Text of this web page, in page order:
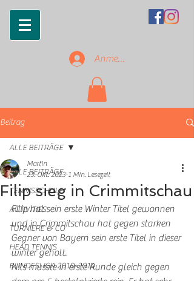
Anmelden
Beitrag
ALLE BEITRÄGE
TENNISSCHULE
ACTIVITIES
TURNIERE & CO
HEAD TENNIS
BUNDESLIGA 2010-2014
ALLE BEITRÄGE
Filip sieg in Crimmitschau
Martin
23. Okt. 2023 1 Min. Lesezeit
Filip hat sein erste Winter Titel gewonnen
und in Crimmitschau hat gegen starken
Gegner von Bayern sein erste Titel in dieser
winter geholt.
Nils musste in erste Runde gleich gegen